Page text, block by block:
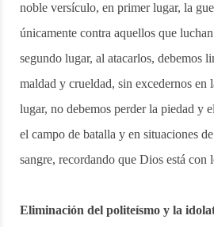
noble versículo, en primer lugar, la
únicamente contra aquellos que
segundo lugar, al atacarlos, debemos
maldad y crueldad, sin excedernos en
lugar, no debemos perder la piedad y
el campo de batalla y en situaciones
sangre, recordando que Dios está con
Eliminación del politeísmo y la